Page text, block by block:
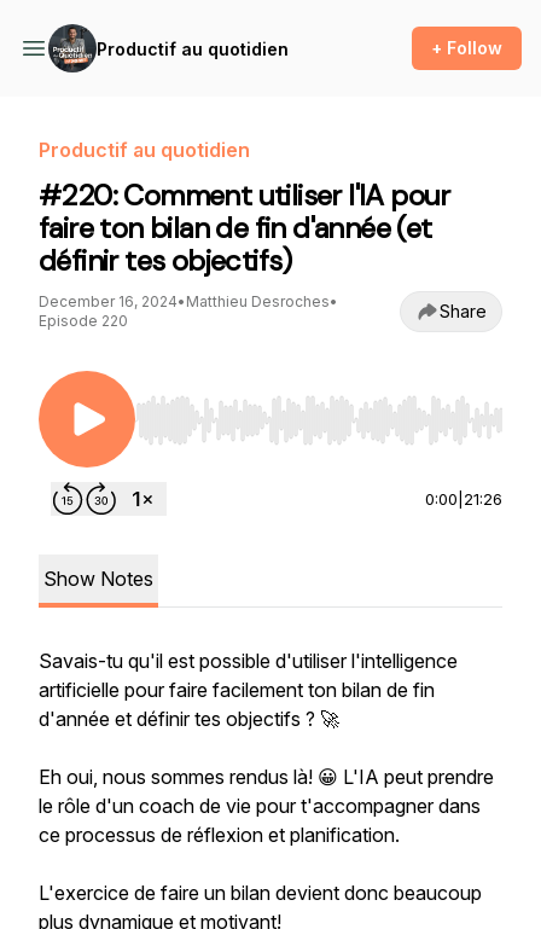
Productif au quotidien + Follow
Productif au quotidien
#220: Comment utiliser l'IA pour
faire ton bilan de fin d'année (et
définir tes objectifs)
December 16, 2024• Matthieu Desroches•
Episode 220
Share
Use Left/Right to seek, Home/End to jump to
0:00 21:26
Show Notes
Savais-tu qu'il est possible d'utiliser l'intelligence
artificielle pour faire facilement ton bilan de fin
d'année et définir tes objectifs ? 🚀
Eh oui, nous sommes rendus là! 😀 L'IA peut prendre
le rôle d'un coach de vie pour t'accompagner dans
ce processus de réflexion et planification.
L'exercice de faire un bilan devient donc beaucoup
plus dynamique et motivant!